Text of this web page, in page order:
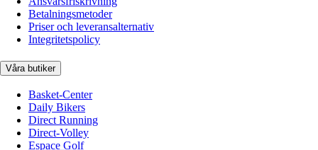
Betalningsmetoder
Priser och leveransalternativ
Integritetspolicy
Våra butiker
Basket-Center
Daily Bikers
Direct Running
Direct-Volley
Espace Golf